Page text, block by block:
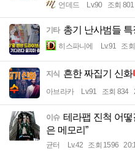
언데드 Lv.90 조회 801
기타 총기 난사범들 특
히스파니에 Lv.91 조
지식 흔한 짜집기 신화
아브라카 Lv.91 조회 834
이슈 테라팹 진척 어떻
은 메모리”
균터 Lv.42 조회 1596